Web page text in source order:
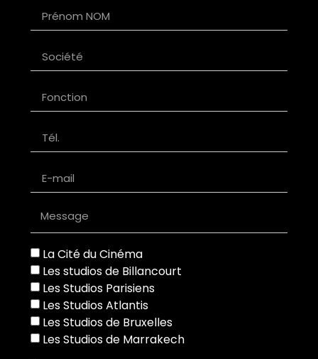
La Cité du Cinéma
Les studios de Billancourt
Les Studios Parisiens
Les Studios Atlantis
Les Studios de Bruxelles
Les Studios de Marrakech